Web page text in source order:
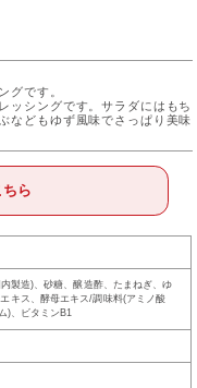
グです。
ッシングです。サラダにはもち
などもゆず風味でさっぱり美味
ら
製造)、砂糖、醸造酢、たまねぎ、ゆ
キス、酵母エキス/調味料(アミノ酸
)、ビタミンB1